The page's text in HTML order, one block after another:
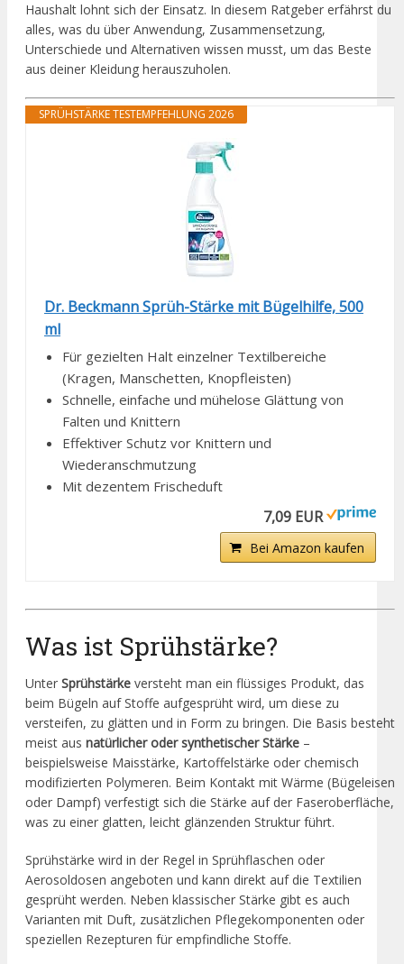
Haushalt lohnt sich der Einsatz. In diesem Ratgeber erfährst du
alles, was du über Anwendung, Zusammensetzung,
Unterschiede und Alternativen wissen musst, um das Beste
aus deiner Kleidung herauszuholen.
SPRÜHSTÄRKE TESTEMPFEHLUNG 2026
Dr. Beckmann Sprüh-Stärke mit Bügelhilfe, 500
ml
Für gezielten Halt einzelner Textilbereiche
(Kragen, Manschetten, Knopfleisten)
Schnelle, einfache und mühelose Glättung von
Falten und Knittern
Effektiver Schutz vor Knittern und
Wiederanschmutzung
Mit dezentem Frischeduft
7,09 EUR
Bei Amazon kaufen
Was ist Sprühstärke?
Unter Sprühstärke versteht man ein flüssiges Produkt, das
beim Bügeln auf Stoffe aufgesprüht wird, um diese zu
versteifen, zu glätten und in Form zu bringen. Die Basis besteht
meist aus natürlicher oder synthetischer Stärke –
beispielsweise Maisstärke, Kartoffelstärke oder chemisch
modifizierten Polymeren. Beim Kontakt mit Wärme (Bügeleisen
oder Dampf) verfestigt sich die Stärke auf der Faseroberfläche,
was zu einer glatten, leicht glänzenden Struktur führt.
Sprühstärke wird in der Regel in Sprühflaschen oder
Aerosoldosen angeboten und kann direkt auf die Textilien
gesprüht werden. Neben klassischer Stärke gibt es auch
Varianten mit Duft, zusätzlichen Pflegekomponenten oder
speziellen Rezepturen für empfindliche Stoffe.